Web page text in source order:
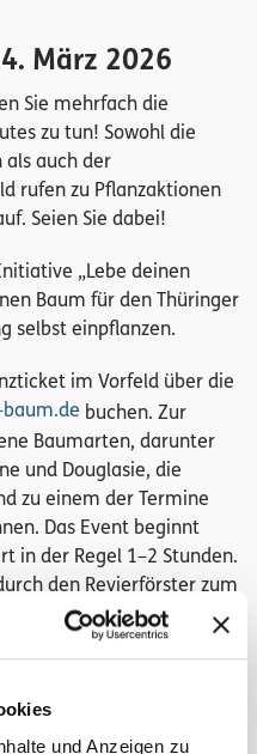
und Anzeigen zu
März 2026
Sie mehrfach die
zu tun! Sowohl die
als auch der
rufen zu Pflanzaktionen
Seien Sie dabei!
„Lebe deinen
Baum für den Thüringer
selbst einpflanzen.
im Vorfeld über die
buchen. Zur
Baumarten, darunter
und Douglasie, die
zu einem der Termine
Das Event beginnt
in der Regel 1–2 Stunden.
den Revierförster zum
geplanten Waldumbau,
und die Werkzeuge
vor Ort angeboten und es